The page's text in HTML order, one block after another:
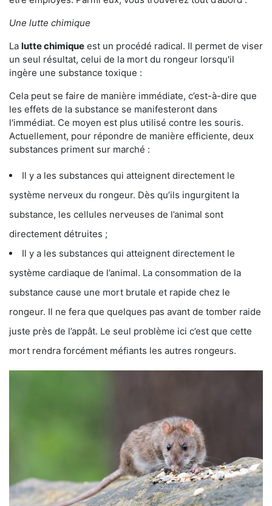
Une lutte chimique
La lutte chimique est un procédé radical. Il permet de viser
un seul résultat, celui de la mort du rongeur lorsqu'il
ingère une substance toxique :
Cela peut se faire de manière immédiate, c’est-à-dire que
les effets de la substance se manifesteront dans
l'immédiat. Ce moyen est plus utilisé contre les souris.
Actuellement, pour répondre de manière efficiente, deux
substances priment sur marché :
Il y a les substances qui atteignent directement le
système nerveux du rongeur. Dès qu’ils ingurgitent la
substance, les cellules nerveuses de l’animal sont
directement détruites ;
Il y a les substances qui atteignent directement le
système cardiaque de l’animal. La consommation de la
substance cause une mort brutale et rapide chez le
rongeur. Il ne fera que quelques pas avant de tomber raide
juste près de l’appât. Le seul problème ici c’est que cette
mort rendra forcément méfiants les autres rongeurs.